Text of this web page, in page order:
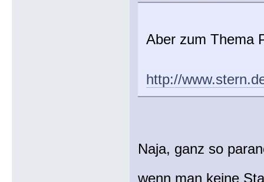
Aber zum Thema
http://
Naja, ganz so
wenn man keine